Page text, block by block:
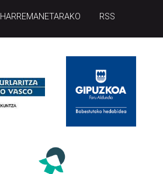
HARREMANETARAKO RSS